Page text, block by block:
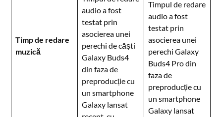
Timp de redare
muzică
audio a fost
testat prin
asocierea unei
perechi de căști
Galaxy Buds4
din faza de
preproducție cu
un smartphone
Galaxy lansat
Timpul de redare
audio a fost
testat prin
asocierea unei
perechi Galaxy
Buds4 Pro din
faza de
preproducție cu
un smartphone
Galaxy lansat